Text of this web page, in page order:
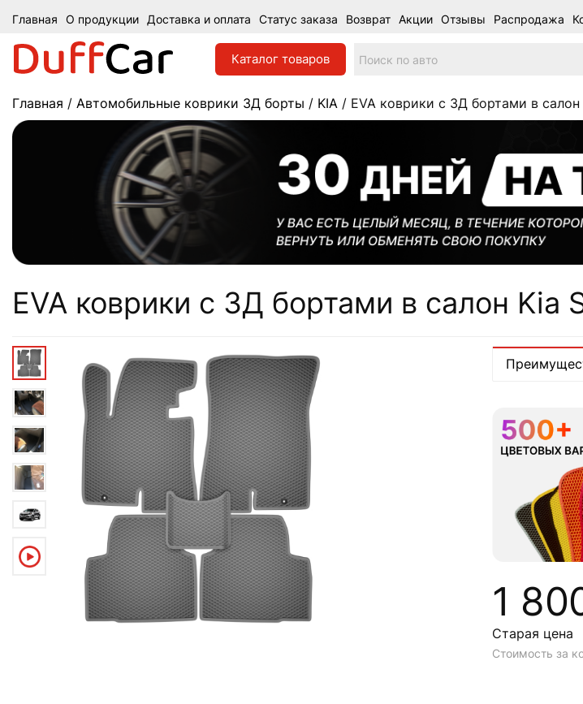
Главная О продукции Доставка и оплата Статус заказа Возврат Акции Отзывы Распродажа
Каталог товаров
Главная / Автомобильные коврики 3Д борты / KIA / EVA коврики c 3Д бортами в
EVA коврики c 3Д бортами в салон Kia
1
Старая цена
Стоимость за